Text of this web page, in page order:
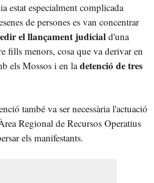
estat especialment complicada
de persones es van concentrar
el llançament judicial d'una
fills menors, cosa que va derivar en
els Mossos i en ladetenció de tres
també va ser necessària l'actuació
Regional de Recursos Operatius
els manifestants.